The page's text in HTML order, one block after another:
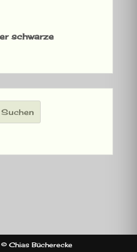
schwarze
Suchen
Chias Bücherecke